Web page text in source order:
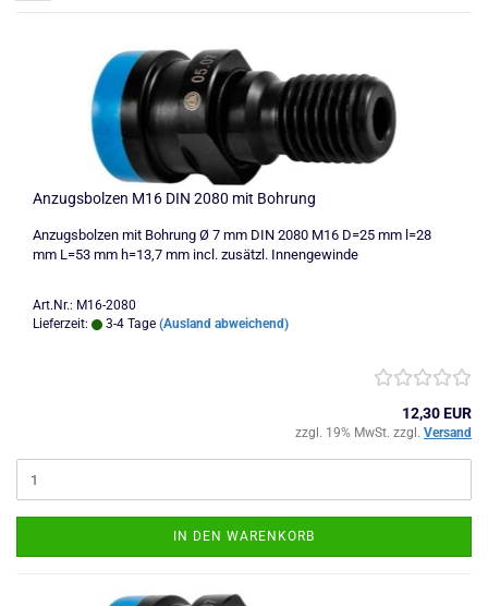
Anzugsbolzen M16 DIN 2080 mit Bohrung
Anzugsbolzen mit Bohrung Ø 7 mm DIN 2080 M16 D=25 mm l=28
mm L=53 mm h=13,7 mm incl. zusätzl. Innengewinde
Art.Nr.: M16-2080
Lieferzeit:
3-4 Tage (Ausland abweichend)
12,30 EUR
zzgl. 19% MwSt. zzgl. Versand
IN DEN WARENKORB